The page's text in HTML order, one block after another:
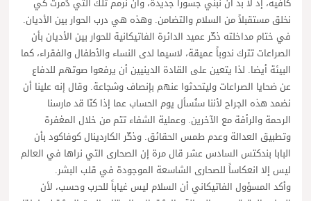
نخلق مستقبلاً من السلام والتضامن. وهذه هي درب الحوار بين الأديان.
في ختام مداخلته ذكّر عميد الدائرة الفاتيكانية للحوار بين الأديان بأن
الصراعات تترك ندوباً عميقة، لاسيما لدى النساء والأطفال والفقراء، كما
البيئة أيضا. لذا يتعين على القادة الدينيين أن يرفعوا صوتهم للدفاع
عن ضحايا الصراعات وليتحدثوا عنهم بإنصاف وشجاعة. وقال إنه علينا أن
نضمد هذه الجراح لأننا سنُسأل يوم الحساب عما إذا كنّا قد مارسنا
الرحمة والرأفة مع الآخرين. وعملية الشفاء تتم من خلال المغفرة
وتطبيق العدالة وعدم طمس الحقائق. وذكّر الكاردينال كوفاكود بأن
البابا بندكتس السادس عشر قال مرة إن الصحارى التي نراها في العالم
ليس إلا انعكاساً للصحارى الشاسعة الموجودة في قلب البشر.
وأكد المسؤول الفاتيكاني أن السلام ليس غياباً للحرب وحسب، لأن